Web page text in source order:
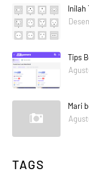
Inilah
Tips
Mari
TAGS